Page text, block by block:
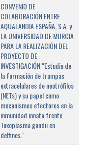
CONVENIO DE
COLABORACIÓN ENTRE
AQUALANDIA ESPAÑA, S.A. y
LA UNIVERSIDAD DE MURCIA
PARA LA REALIZACIÓN DEL
PROYECTO DE
INVESTIGACIÓN "Estudio de
la formación de trampas
extracelulares de neotrófilos
(NETs) y su papel como
mecanismos efectores en la
inmunidad innata frente
Toxoplasma gondii en
delfines."